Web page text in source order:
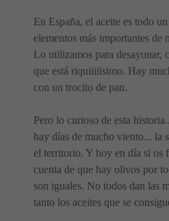
En España, el aceite es todo
elementos más importantes de
Lo utilizamos para desayunar,
que está riquiiiiisimo. Hay
con un trocito de pan.
Pero lo curioso de esta
hay días de mucho viento... la
el territorio. Y hoy en día si os
cuenta de que hay olivos por
son iguales. No todos dan las
tanto los aceites que se